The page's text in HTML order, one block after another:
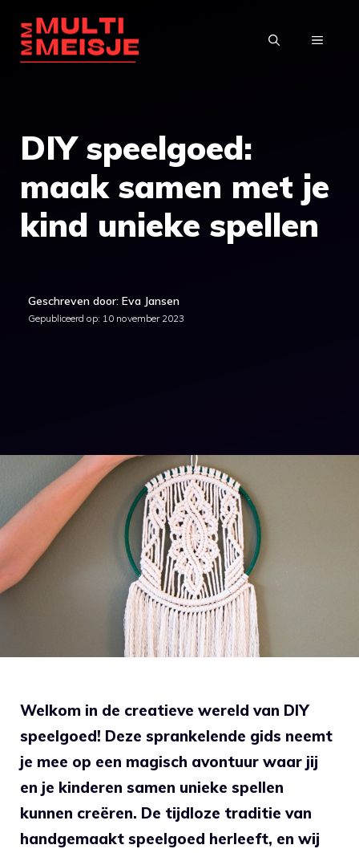
naar
MENU
DIY speelgoed:
maak samen met je
kind unieke spellen
Geschreven door: Eva Jansen
Gepubliceerd op: 10 november 2023
‌Welkom⁣ in de creatieve wereld ⁣van DIY
speelgoed! Deze sprankelende gids neemt
je mee op⁣ een magisch avontuur ⁤waar jij
en je kinderen samen unieke spellen
kunnen creëren. De tijdloze traditie van⁤
handgemaakt⁤ speelgoed herleeft, en⁣ wij